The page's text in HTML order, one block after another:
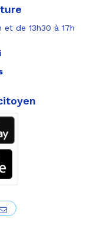
et de 13h30 à 17h